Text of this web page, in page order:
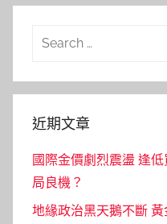
Search
近期文章
國際金價劇烈震盪 逢
局良機？
地緣政治黑天鵝不斷